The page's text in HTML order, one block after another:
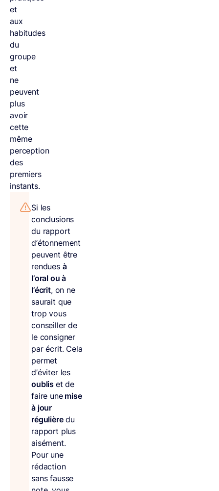
et
aux
habitudes
du
groupe
et
ne
peuvent
plus
avoir
cette
même
perception
des
premiers
instants.
Si les
conclusions
du rapport
d’étonnement
peuvent être
rendues à
l’oral ou à
l’écrit, on ne
saurait que
trop vous
conseiller de
le consigner
par écrit. Cela
permet
d’éviter les
oublis et de
faire unemise
à jour
régulièredu
rapport plus
aisément.
Pour une
rédaction
sans fausse